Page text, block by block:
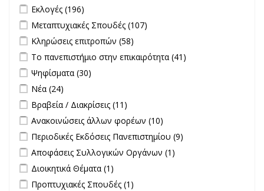
Apply Εκλογές filter
Εκλογές (196)
Apply Μεταπτυχιακές Σπουδές filter
Μεταπτυχιακές Σπουδές (107)
Apply Κληρώσεις επιτροπών filter
Κληρώσεις επιτροπών (58)
Apply Το πανεπιστήμιο στην επικαιρότητα filter
Το πανεπιστήμιο στην επικαιρότητα (41)
Apply Ψηφίσματα filter
Ψηφίσματα (30)
Apply Νέα filter
Νέα (24)
Apply Βραβεία / Διακρίσεις filter
Βραβεία / Διακρίσεις (11)
Apply Ανακοινώσεις άλλων φορέων filter
Ανακοινώσεις άλλων φορέων (10)
Apply Περιοδικές Εκδόσεις Πανεπιστημίου filter
Περιοδικές Εκδόσεις Πανεπιστημίου (9)
Apply Αποφάσεις Συλλογικών Οργάνων filter
Αποφάσεις Συλλογικών Οργάνων (1)
Apply Διοικητικά Θέματα filter
Διοικητικά Θέματα (1)
Apply Προπτυχιακές Σπουδές filter
Προπτυχιακές Σπουδές (1)